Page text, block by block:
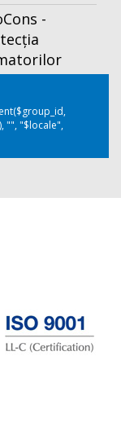
-
"", "$locale",